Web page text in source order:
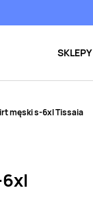
SKLEPY
męski s-6xl Tissaia